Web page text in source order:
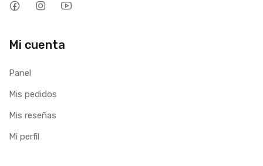
Mi cuenta
Panel
Mis pedidos
Mis reseñas
Mi perfil